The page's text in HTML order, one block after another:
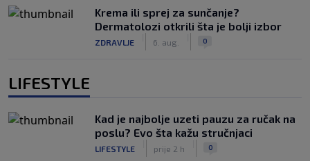
Krema ili sprej za sunčanje?
Dermatolozi otkrili šta je bolji izbor
ZDRAVLJE 6. aug. 0
LIFESTYLE
Kad je najbolje uzeti pauzu za ručak na
poslu? Evo šta kažu stručnjaci
LIFESTYLE prije 2 h 0